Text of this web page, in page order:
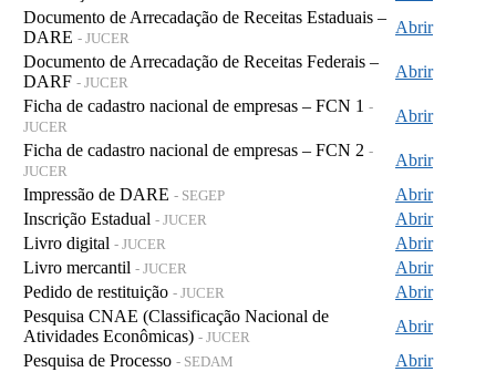
Documento de Arrecadação de Receitas Estaduais –
DARE - JUCER
Abrir
Documento de Arrecadação de Receitas Federais –
DARF - JUCER
Abrir
Ficha de cadastro nacional de empresas – FCN 1 -
JUCER
Abrir
Ficha de cadastro nacional de empresas – FCN 2 -
JUCER
Abrir
Impressão de DARE - SEGEP
Abrir
Inscrição Estadual - JUCER
Abrir
Livro digital - JUCER
Abrir
Livro mercantil - JUCER
Abrir
Pedido de restituição - JUCER
Abrir
Pesquisa CNAE (Classificação Nacional de
Atividades Econômicas) - JUCER
Abrir
Pesquisa de Processo - SEDAM
Abrir